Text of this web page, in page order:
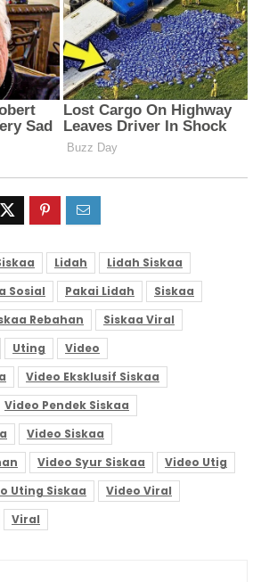
Lidah
Lidah Siskaa
Sosial Pakai Lidah
Siskaa
Rebahan
Siskaa Viral
Uting
Video
Video Eksklusif Siskaa
Video Pendek Siskaa
Video Siskaa
Video Syur Siskaa
Video Utig
Uting Siskaa
Video Viral
Viral